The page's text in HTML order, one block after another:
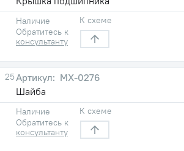
Наличие
Обратитесь к
консультанту
К схеме
25
МХ-0276
Шайба
Наличие
Обратитесь к
консультанту
К схеме